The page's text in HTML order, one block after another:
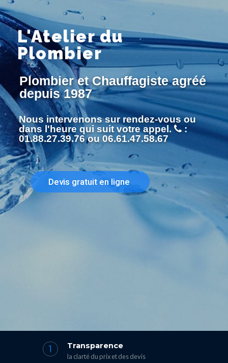
Devis gratuit en ligne
L'Atelier du
Plombier
Plombier et Chauffagiste agréé
depuis 1987
Nous intervenons sur rendez-vous ou
dans l'heure qui suit votre appel.
:
01.88.27.39.76 ou 06.61.47.58.67
Transparence
la clarté du prix et des devis